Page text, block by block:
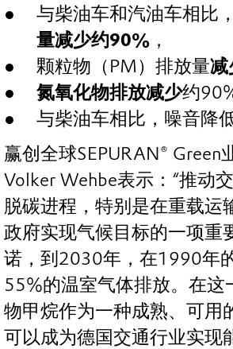
与柴油车和汽油车相比，
量减少约90%，
颗粒物（PM）排放量减
氮氧化物排放减少约
与柴油车相比，噪音降
赢创全球SEPURAN® Green
Volker Wehbe表示：“推动
脱碳进程，特别是在重载运
政府实现气候目标的一项重
诺，到2030年，在1990年
55%的温室气体排放。在这
物甲烷作为一种成熟、可用
可以成为德国交通行业实现